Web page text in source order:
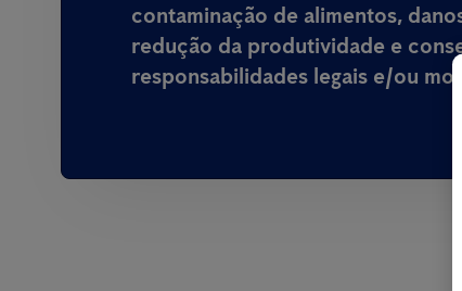
contaminação de alimentos,
redução da produtividade e
responsabilidades legais e/ou